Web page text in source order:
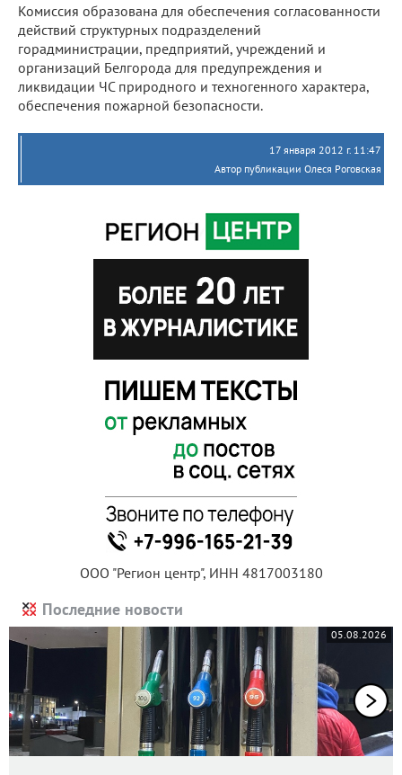
Комиссия образована для обеспечения согласованности
действий структурных подразделений
горадминистрации, предприятий, учреждений и
организаций Белгорода для предупреждения и
ликвидации ЧС природного и техногенного характера,
обеспечения пожарной безопасности.
17 января 2012 г. 11:47
Автор публикации Олеся Роговская
ООО "Регион центр", ИНН 4817003180
Последние новости
05.08.2026